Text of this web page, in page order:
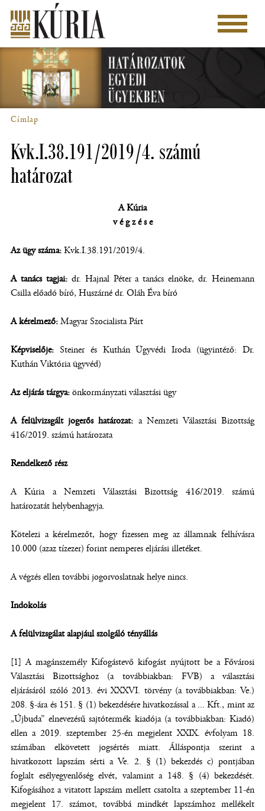
tartalomra
Főmenü
Címlap
Kvk.I.38.191/2019/4. számú
határozat
A Kúria
v é g z é s e
Az ügy száma:Kvk.I.38.191/2019/4.
A tanács tagjai:dr. Hajnal Péter a tanács elnöke, dr. Heinemann
Csilla előadó bíró, Huszárné dr. Oláh Éva bíró
A kérelmező:Magyar Szocialista Párt
Képviselője: Steiner és Kuthán Ügyvédi Iroda (ügyintéző: Dr.
Kuthán Viktória ügyvéd)
Az eljárás tárgya:önkormányzati választási ügy
A felülvizsgált jogerős határozat: a Nemzeti Választási Bizottság
416/2019. számú határozata
Rendelkező rész
A Kúria a Nemzeti Választási Bizottság 416/2019. számú
határozatát helybenhagyja.
Kötelezi a kérelmezőt, hogy fizessen meg az államnak felhívásra
10.000 (azaz tízezer) forint nemperes eljárási illetéket.
A végzés ellen további jogorvoslatnak helye nincs.
Indokolás
A felülvizsgálat alapjául szolgáló tényállás
[1] A magánszemély Kifogástevő kifogást nyújtott be a Fővárosi
Választási Bizottsághoz (a továbbiakban: FVB) a választási
eljárásáról szóló 2013. évi XXXVI. törvény (a továbbiakban: Ve.)
208. §-ára és 151. § (1) bekezdésére hivatkozással a ... Kft., mint az
„Újbuda” elnevezésű sajtótermék kiadója (a továbbiakban: Kiadó)
ellen a 2019. szeptember 25-én megjelent XXIX. évfolyam 18.
számában elkövetett jogsértés miatt. Álláspontja szerint a
hivatkozott lapszám sérti a Ve. 2. § (1) bekezdés c) pontjában
foglalt esélyegyenlőség elvét, valamint a 148. § (4) bekezdését.
Kifogásához a vitatott lapszám mellett csatolta a szeptember 11-én
megjelent 17. számot, továbbá mindkét lapszámhoz mellékelt